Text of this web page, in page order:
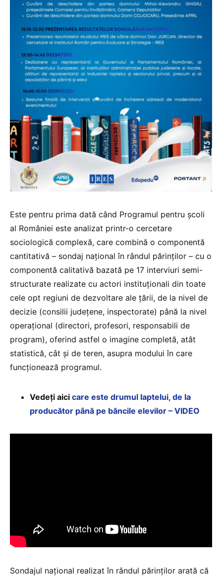
Este pentru prima dată când Programul pentru școli
al României este analizat printr-o cercetare
sociologică complexă, care combină o componentă
cantitativă – sondaj național în rândul părinților – cu o
componentă calitativă bazată pe 17 interviuri semi-
structurate realizate cu actori instituționali din toate
cele opt regiuni de dezvoltare ale țării, de la nivel de
decizie (consilii județene, inspectorate) până la nivel
operațional (directori, profesori, responsabili de
program), oferind astfel o imagine completă, atât
statistică, cât și de teren, asupra modului în care
funcționează programul.
Vedeți aici care este drumul laptelui, de la
producător până pe băncile elevilor – VIDEO
Sondajul național realizat în rândul părinților arată că